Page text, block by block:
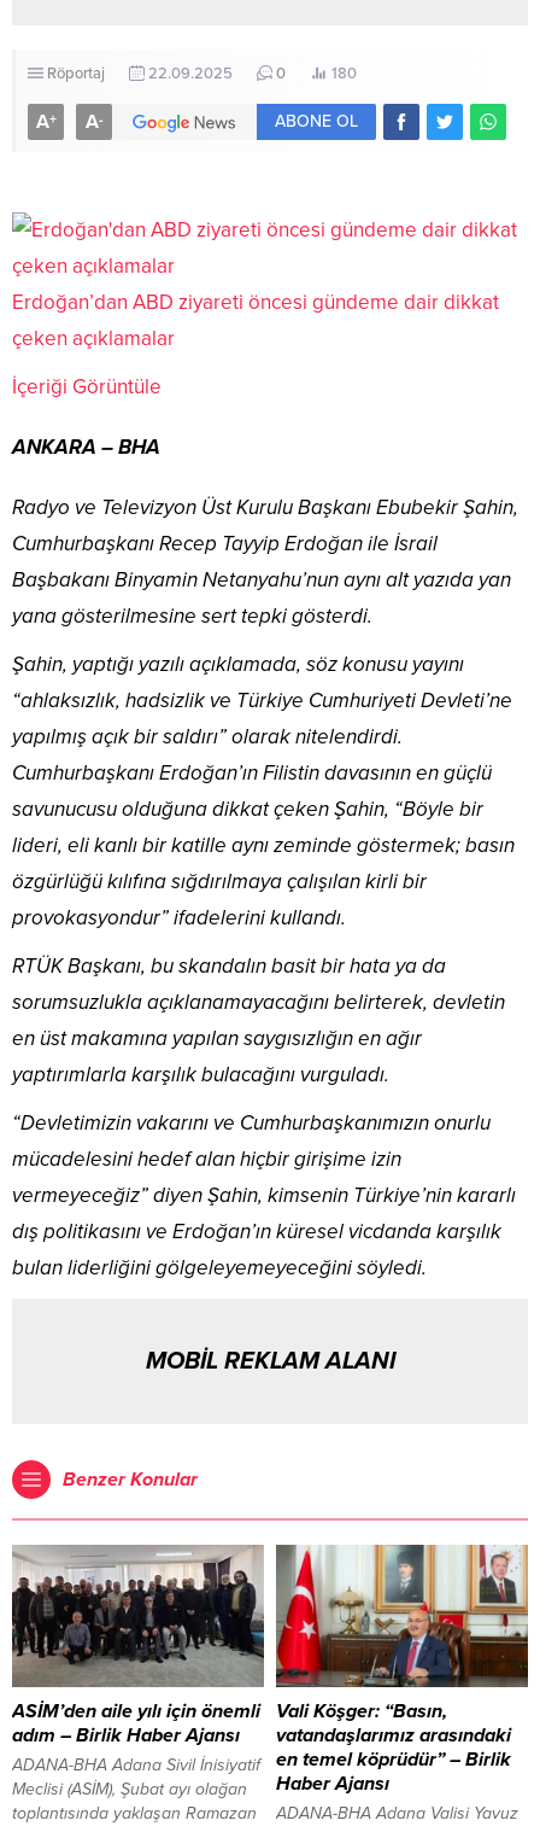
Röportaj 22.09.2025 0 180
A+ A- ABONE OL
Erdoğan’dan ABD ziyareti öncesi gündeme dair dikkat
çeken açıklamalar
İçeriği Görüntüle
ANKARA – BHA
Radyo ve Televizyon Üst Kurulu Başkanı Ebubekir Şahin,
Cumhurbaşkanı Recep Tayyip Erdoğan ile İsrail
Başbakanı Binyamin Netanyahu’nun aynı alt yazıda yan
yana gösterilmesine sert tepki gösterdi.
Şahin, yaptığı yazılı açıklamada, söz konusu yayını
“ahlaksızlık, hadsizlik ve Türkiye Cumhuriyeti Devleti’ne
yapılmış açık bir saldırı” olarak nitelendirdi.
Cumhurbaşkanı Erdoğan’ın Filistin davasının en güçlü
savunucusu olduğuna dikkat çeken Şahin, “Böyle bir
lideri, eli kanlı bir katille aynı zeminde göstermek; basın
özgürlüğü kılıfına sığdırılmaya çalışılan kirli bir
provokasyondur” ifadelerini kullandı.
RTÜK Başkanı, bu skandalın basit bir hata ya da
sorumsuzlukla açıklanamayacağını belirterek, devletin
en üst makamına yapılan saygısızlığın en ağır
yaptırımlarla karşılık bulacağını vurguladı.
“Devletimizin vakarını ve Cumhurbaşkanımızın onurlu
mücadelesini hedef alan hiçbir girişime izin
vermeyeceğiz” diyen Şahin, kimsenin Türkiye’nin kararlı
dış politikasını ve Erdoğan’ın küresel vicdanda karşılık
bulan liderliğini gölgeleyemeyeceğini söyledi.
MOBİL REKLAM ALANI
Benzer Konular
ASİM’den aile yılı için önemli
adım – Birlik Haber Ajansı
ADANA-BHA Adana Sivil İnisiyatif
Meclisi (ASİM), Şubat ayı olağan
toplantısında yaklaşan Ramazan
Vali Köşger: “Basın,
vatandaşlarımız arasındaki
en temel köprüdür” – Birlik
Haber Ajansı
ADANA-BHA Adana Valisi Yavuz